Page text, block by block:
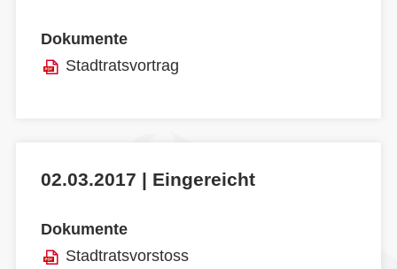
Dokumente
Stadtratsvortrag
02.03.2017 | Eingereicht
Dokumente
Stadtratsvorstoss